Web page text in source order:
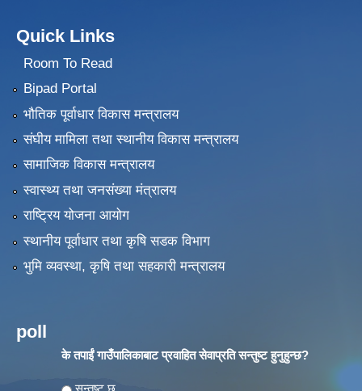
Quick Links
Room To Read
Bipad Portal
भौतिक पूर्वाधार विकास मन्त्रालय
संघीय मामिला तथा स्थानीय विकास मन्त्रालय
सामाजिक विकास मन्त्रालय
स्वास्थ्य तथा जनसंख्या मंत्रालय
राष्ट्रिय योजना आयोग
स्थानीय पूर्वाधार तथा कृषि सडक विभाग
भुमि व्यवस्था, कृषि तथा सहकारी मन्त्रालय
poll
के तपाईं गाउँपालिकाबाट प्रवाहित सेवाप्रति सन्तुष्ट हुनुहुन्छ?
Choices
सन्तुष्ट छु